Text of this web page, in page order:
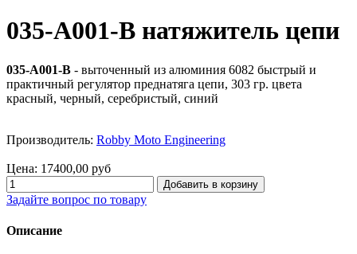
035-A001-B натяжитель цепи
035-A001-B - выточенный из алюминия 6082 быстрый и
практичный регулятор преднатяга цепи, 303 гр. цвета
красный, черный, серебристый, синий
Производитель: Robby Moto Engineering
Цена: 17400,00 руб
Задайте вопрос по товару
Описание